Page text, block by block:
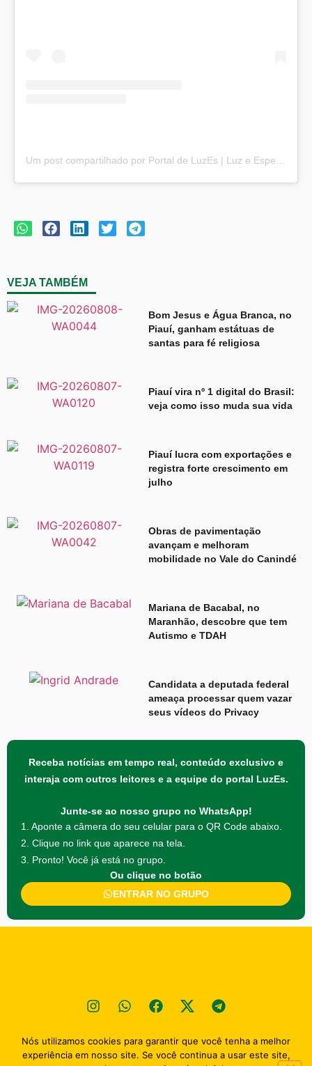
VEJA TAMBÉM
Bom Jesus e Água Branca, no
Piauí, ganham estátuas de
santas para fé religiosa
Piauí vira nº 1 digital do Brasil:
veja como isso muda sua vida
Piauí lucra com exportações e
registra forte crescimento em
julho
Obras de pavimentação
avançam e melhoram
mobilidade no Vale do Canindé
Mariana de Bacabal, no
Maranhão, descobre que tem
Autismo e TDAH
Candidata a deputada federal
ameaça processar quem vazar
seus vídeos do Privacy
Receba notícias em tempo real, conteúdo exclusivo e
interaja com outros leitores e a equipe do portal LuzEs.
Junte-se ao nosso grupo no WhatsApp!
1. Aponte a câmera do seu celular para o QR Code abaixo.
2. Clique no link que aparece na tela.
3. Pronto! Você já está no grupo.
Ou clique no botão
ENTRAR NO GRUPO
Política de privacidade
2026Portal Luz Esperaça - TODOS OS DIREITOS RESENVADOS
Nós utilizamos cookies para garantir que você tenha a melhor
experiência em nosso site. Se você continua a usar este site,